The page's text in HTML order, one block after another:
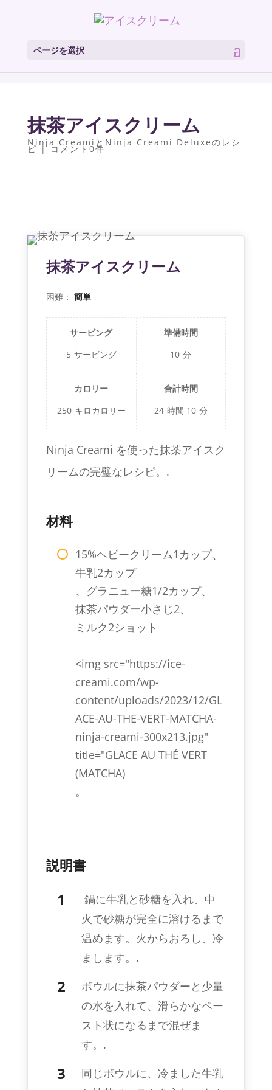
ページを選択
抹茶アイスクリーム
Ninja CreamiとNinja Creami Deluxeのレシ
ピ|コメント0件
抹茶アイスクリーム
困難： 簡単
サービング
5 サービング
準備時間
10 分
カロリー
250 キロカロリー
合計時間
24 時間 10 分
Ninja Creami を使った抹茶アイスク
リームの完璧なレシピ。.
材料
15%ヘビークリーム1カップ、
牛乳2カップ
、グラニュー糖1/2カップ、
抹茶パウダー小さじ2、
ミルク2ショット
<img src="https://ice-
creami.com/wp-
content/uploads/2023/12/GL
ACE-AU-THE-VERT-MATCHA-
ninja-creami-300x213.jpg"
title="GLACE AU THÉ VERT
(MATCHA)
。
説明書
鍋に牛乳と砂糖を入れ、中
火で砂糖が完全に溶けるまで
温めます。火からおろし、冷
まします。.
ボウルに抹茶パウダーと少量
の水を入れて、滑らかなペー
スト状になるまで混ぜま
す。.
同じボウルに、冷ました牛乳